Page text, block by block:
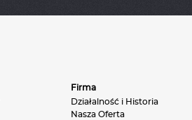
Firma
Działalność i Historia
Nasza Oferta